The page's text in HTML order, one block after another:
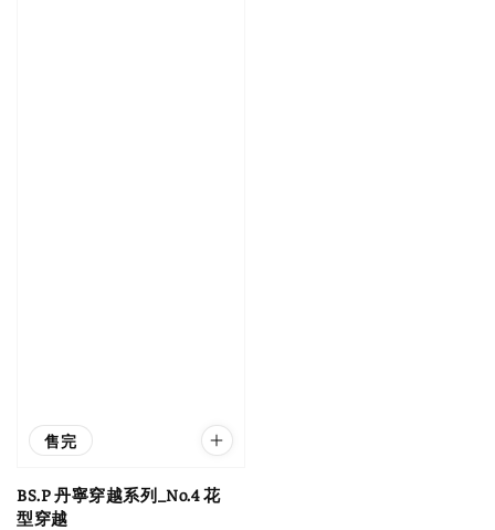
售完
BS.P 丹寧穿越系列_No.4 花
型穿越